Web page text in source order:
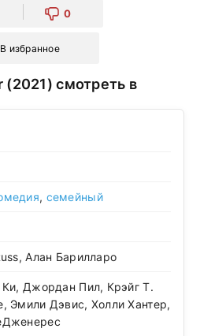
0
В избранное
, семейный
Алан Барилларо
Ки, Джордан Пил, Крэйг Т.
Эмили Дэвис, Холли Хантер,